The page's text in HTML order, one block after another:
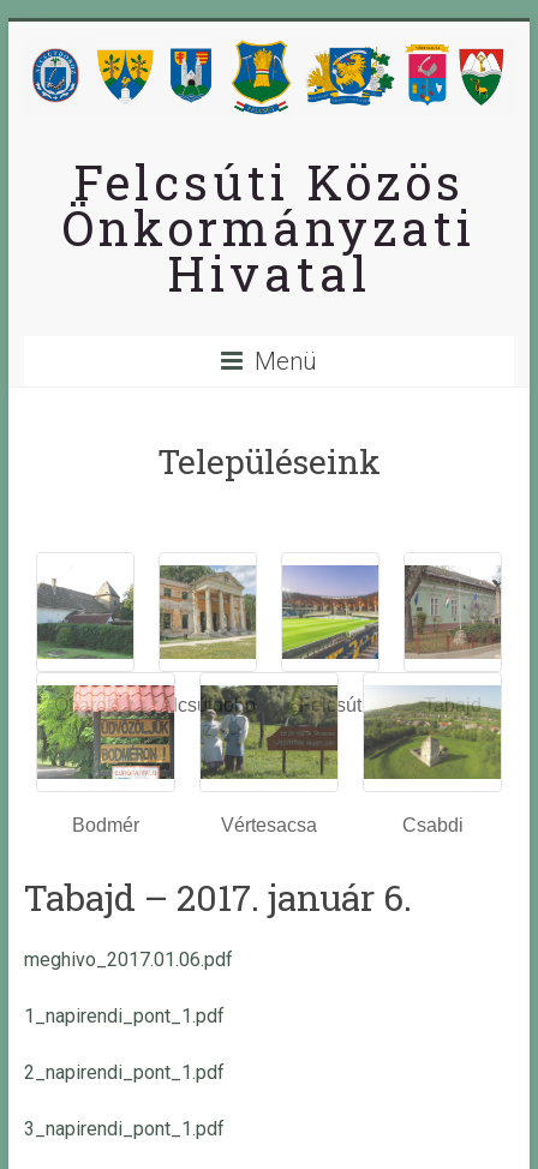
Felcsúti Közös
Önkormányzati
Hivatal
Menü
Településeink
Óbarok
Alcsútdobo
z
Felcsút Tabajd
Bodmér Vértesacsa Csabdi
Tabajd – 2017. január 6.
meghivo_2017.01.06.pdf
1_napirendi_pont_1.pdf
2_napirendi_pont_1.pdf
3_napirendi_pont_1.pdf